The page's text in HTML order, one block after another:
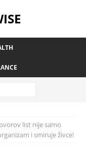
list nije samo
i smiruje živce!